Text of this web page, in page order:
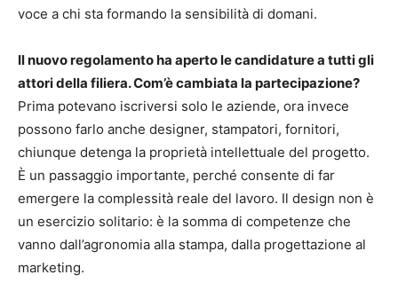
voce a chi sta formando la sensibilità di domani.
Il nuovo regolamento ha aperto le candidature a tutti gli
attori della filiera. Com’è cambiata la partecipazione?
Prima potevano iscriversi solo le aziende, ora invece
possono farlo anche designer, stampatori, fornitori,
chiunque detenga la proprietà intellettuale del progetto.
È un passaggio importante, perché consente di far
emergere la complessità reale del lavoro. Il design non è
un esercizio solitario: è la somma di competenze che
vanno dall’agronomia alla stampa, dalla progettazione al
marketing.